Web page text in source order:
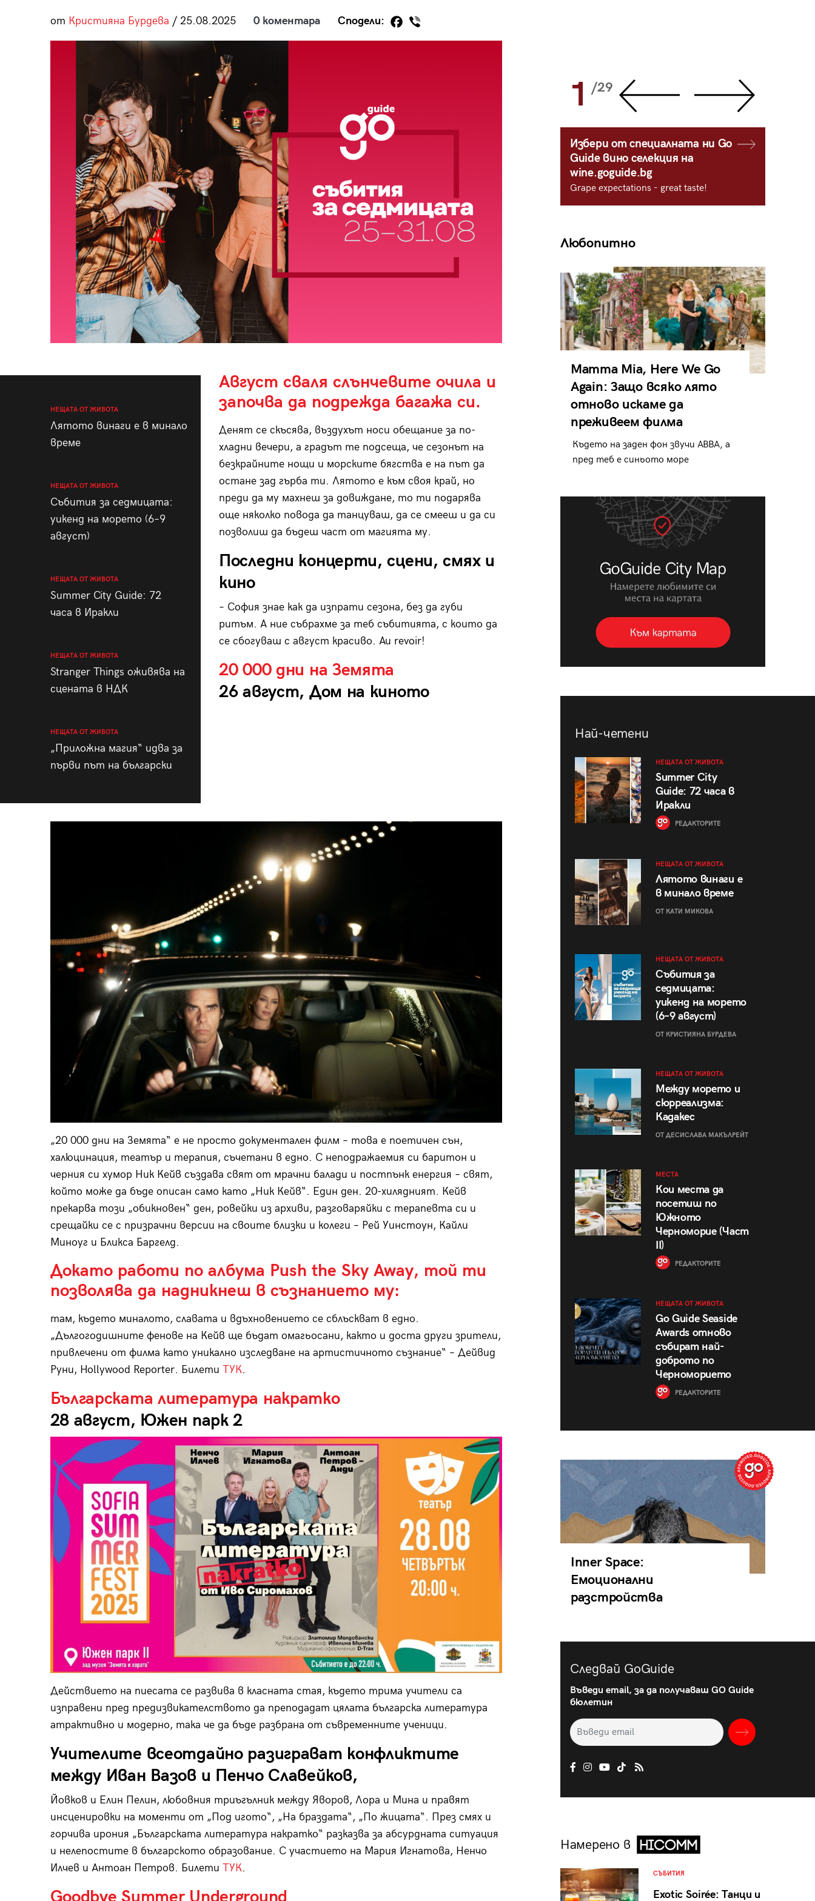
от Кристияна Бурдева / 25.08.2025 0 коментара Сподели:
НЕЩАТА ОТ ЖИВОТА
Лятото винаги е в минало
време
НЕЩАТА ОТ ЖИВОТА
Събития за седмицата:
уикенд на морето (6–9
август)
НЕЩАТА ОТ ЖИВОТА
Summer City Guide: 72
часа в Иракли
НЕЩАТА ОТ ЖИВОТА
Stranger Things оживява на
сцената в НДК
НЕЩАТА ОТ ЖИВОТА
„Приложна магия“ идва за
първи път на български
Август сваля слънчевите очила и
започва да подрежда багажа си.
Денят се скъсява, въздухът носи обещание за по-
хладни вечери, а градът те подсеща, че сезонът на
безкрайните нощи и морските бягства е на път да
остане зад гърба ти. Лятото е към своя край, но
преди да му махнеш за довиждане, то ти подарява
още няколко повода да танцуваш, да се смееш и да си
позволиш да бъдеш част от магията му.
Последни концерти, сцени, смях и
кино
– София знае как да изпрати сезона, без да губи
ритъм. А ние събрахме за теб събитията, с които да
се сбогуваш с август красиво. Au revoir!
20 000 дни на Земята
26 август, Дом на киното
„20 000 дни на Земята“ е не просто документален филм – това е поетичен сън,
халюцинация, театър и терапия, съчетани в едно. С неподражаемия си баритон и
черния си хумор Ник Кейв създава свят от мрачни балади и постпънк енергия – свят,
който може да бъде описан само като „Ник Кейв“. Един ден. 20-хилядният. Кейв
прекарва този „обикновен“ ден, ровейки из архиви, разговаряйки с терапевта си и
срещайки се с призрачни версии на своите близки и колеги – Рей Уинстоун, Кайли
Миноуг и Бликса Баргелд.
Докато работи по албума Push the Sky Away, той ти
позволява да надникнеш в съзнанието му:
там, където миналото, славата и вдъхновението се сблъскват в едно.
„Дългогодишните фенове на Кейв ще бъдат омагьосани, както и доста други зрители,
привлечени от филма като уникално изследване на артистичното съзнание“ – Дейвид
Руни, Hollywood Reporter. Билети ТУК.
Българската литература накратко
28 август, Южен парк 2
Действието на пиесата се развива в класната стая, където трима учители са
изправени пред предизвикателството да преподадат цялата българска литература
атрактивно и модерно, така че да бъде разбрана от съвременните ученици.
Учителите всеотдайно разиграват конфликтите
между Иван Вазов и Пенчо Славейков,
Йовков и Елин Пелин, любовния триъгълник между Яворов, Лора и Мина и правят
инсценировки на моменти от „Под игото“, „На браздата“, „По жицата“. През смях и
горчива ирония „Българската литература накратко“ разказва за абсурдната ситуация
и нелепостите в българското образование. С участието на Мария Игнатова, Ненчо
Илчев и Антоан Петров. Билети ТУК.
28 /29 29 1 /29
Избери от специалната ни Go
Guide вино селекция на
wine.goguide.bg
Grape expectations - great taste!
Любопитно
Mamma Mia, Here We Go
Again: Защо всяко лято
отново искаме да
преживеем филма
Където на заден фон звучи ABBA, а
пред теб е синьото море
Най-четени
НЕЩАТА ОТ ЖИВОТА
Summer City
Guide: 72 часа в
Иракли
РЕДАКТОРИТЕ
НЕЩАТА ОТ ЖИВОТА
Лятото винаги е
в минало време
ОТ КАТИ МИКОВА
НЕЩАТА ОТ ЖИВОТА
Събития за
седмицата:
уикенд на морето
(6–9 август)
ОТ КРИСТИЯНА БУРДЕВА
НЕЩАТА ОТ ЖИВОТА
Между морето и
сюрреализма:
Кадакес
ОТ ДЕСИСЛАВА МАКЪЛРЕЙТ
МЕСТА
Кои места да
посетиш по
Южното
Черноморие (Част
II)
РЕДАКТОРИТЕ
НЕЩАТА ОТ ЖИВОТА
Go Guide Seaside
Awards отново
събират най-
доброто по
Черноморието
РЕДАКТОРИТЕ
Inner Space:
Емоционални
разстройства
Следвай GoGuide
Въведи email, за да получаваш GO Guide
бюлетин
Намерено в
СЪБИТИЯ
Exotic Soirée: Танци и